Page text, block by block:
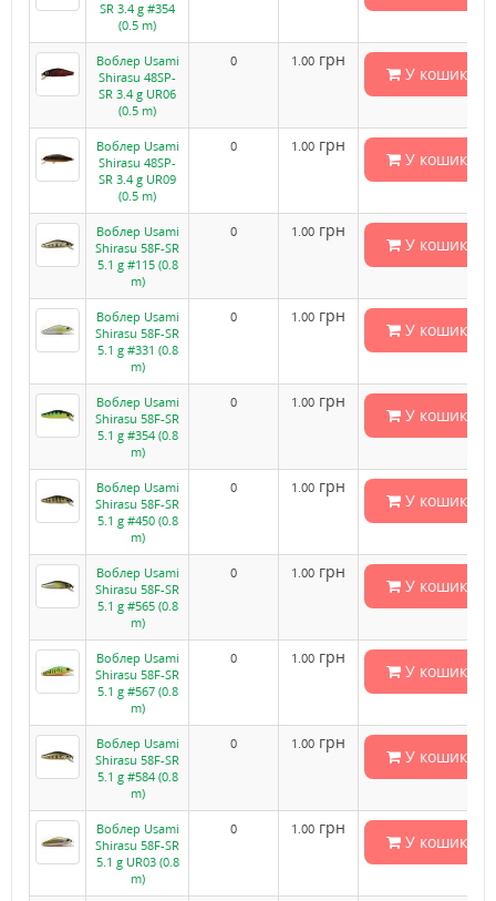
SR 3.4 g #354
(0.5 m)
Воблер Usami
Shirasu 48SP-
SR 3.4 g UR06
(0.5 m)
0 1.00 грн
У кошик
Воблер Usami
Shirasu 48SP-
SR 3.4 g UR09
(0.5 m)
0 1.00 грн
У кошик
Воблер Usami
Shirasu 58F-SR
5.1 g #115 (0.8
m)
0 1.00 грн
У кошик
Воблер Usami
Shirasu 58F-SR
5.1 g #331 (0.8
m)
0 1.00 грн
У кошик
Воблер Usami
Shirasu 58F-SR
5.1 g #354 (0.8
m)
0 1.00 грн
У кошик
Воблер Usami
Shirasu 58F-SR
5.1 g #450 (0.8
m)
0 1.00 грн
У кошик
Воблер Usami
Shirasu 58F-SR
5.1 g #565 (0.8
m)
0 1.00 грн
У кошик
Воблер Usami
Shirasu 58F-SR
5.1 g #567 (0.8
m)
0 1.00 грн
У кошик
Воблер Usami
Shirasu 58F-SR
5.1 g #584 (0.8
m)
0 1.00 грн
У кошик
Воблер Usami
Shirasu 58F-SR
5.1 g UR03 (0.8
m)
0 1.00 грн
У кошик